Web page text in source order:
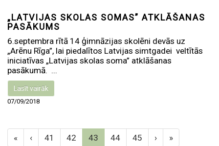
„LATVIJAS SKOLAS SOMAS” ATKLĀŠANAS
PASĀKUMS
6.septembra rītā 14 ģimnāzijas skolēni devās uz
„Arēnu Rīga”, lai piedalītos Latvijas simtgadei veltītās
iniciatīvas „Latvijas skolas soma” atklāšanas
pasākumā. ...
Lasīt vairāk
07/09/2018
« ‹ 41 42 43 44 45 › »